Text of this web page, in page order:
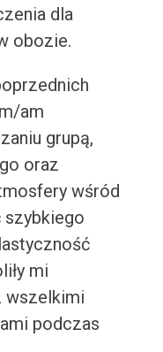
dla
obozie.
am
grupą,
oraz
wśród
szybkiego
mi
wszelkimi
podczas